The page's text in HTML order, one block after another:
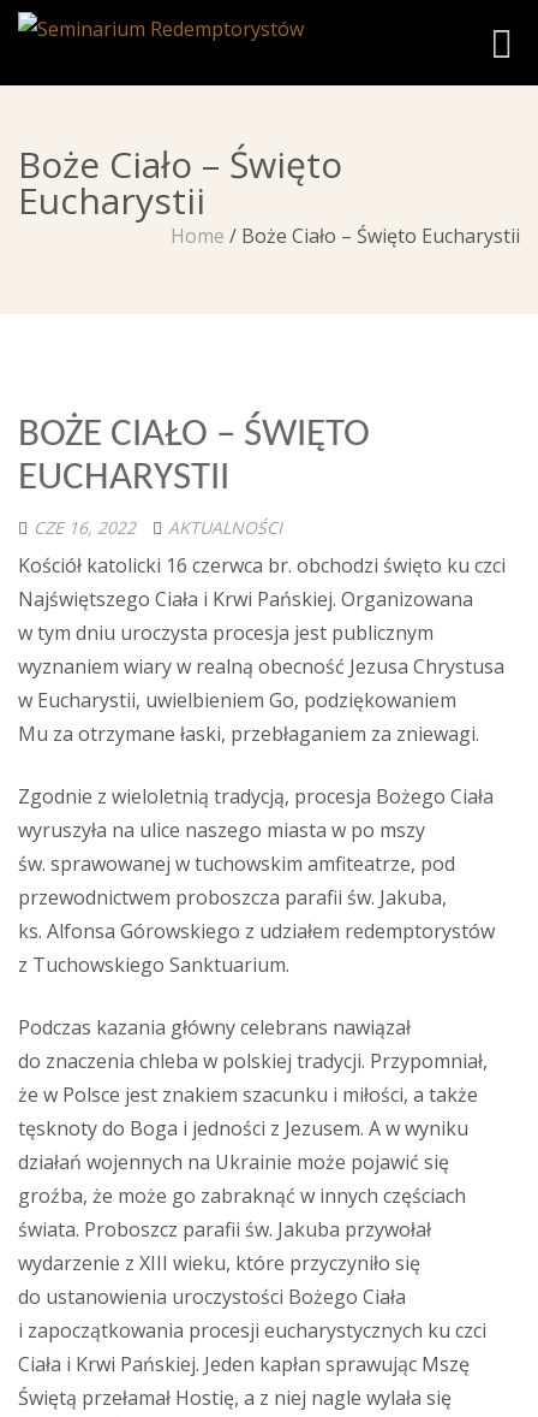
Boże Ciało – Święto
Eucharystii
Home / Boże Ciało – Święto Eucharystii
BOŻE CIAŁO – ŚWIĘTO
EUCHARYSTII
CZE 16, 2022 AKTUALNOŚCI
Kościół katolicki 16 czerwca br. obchodzi święto ku czci
Najświętszego Ciała i Krwi Pańskiej. Organizowana
w tym dniu uroczysta procesja jest publicznym
wyznaniem wiary w realną obecność Jezusa Chrystusa
w Eucharystii, uwielbieniem Go, podziękowaniem
Mu za otrzymane łaski, przebłaganiem za zniewagi.
Zgodnie z wieloletnią tradycją, procesja Bożego Ciała
wyruszyła na ulice naszego miasta w po mszy
św. sprawowanej w tuchowskim amfiteatrze, pod
przewodnictwem proboszcza parafii św. Jakuba,
ks. Alfonsa Górowskiego z udziałem redemptorystów
z Tuchowskiego Sanktuarium.
Podczas kazania główny celebrans nawiązał
do znaczenia chleba w polskiej tradycji. Przypomniał,
że w Polsce jest znakiem szacunku i miłości, a także
tęsknoty do Boga i jedności z Jezusem. A w wyniku
działań wojennych na Ukrainie może pojawić się
groźba, że może go zabraknąć w innych częściach
świata. Proboszcz parafii św. Jakuba przywołał
wydarzenie z XIII wieku, które przyczyniło się
do ustanowienia uroczystości Bożego Ciała
i zapoczątkowania procesji eucharystycznych ku czci
Ciała i Krwi Pańskiej. Jeden kapłan sprawując Mszę
Świętą przełamał Hostię, a z niej nagle wylała się